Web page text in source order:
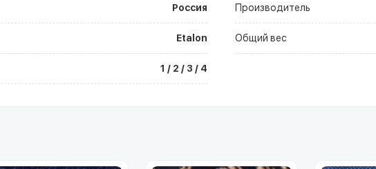
Россия Производитель
Etalon Общий вес
1 / 2 / 3 / 4